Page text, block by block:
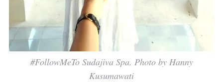
#FollowMeTo Sudajiva Spa. Photo by Hanny
Kusumawati